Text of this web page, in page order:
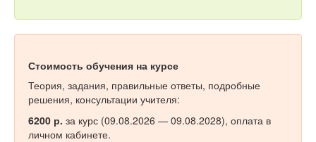
Стоимость обучения на курсе
Теория, задания, правильные ответы, подробные
решения, консультации учителя:
6200 р. за курс (09.08.2026 — 09.08.2028), оплата в
личном кабинете.